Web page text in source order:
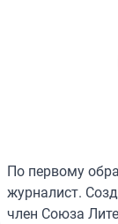
По первому
журналист.
член Союза